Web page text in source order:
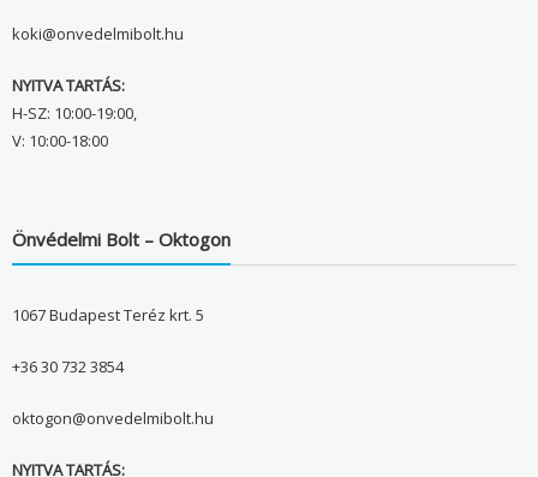
koki@onvedelmibolt.hu
NYITVA TARTÁS:
H-SZ: 10:00-19:00,
V: 10:00-18:00
Önvédelmi Bolt – Oktogon
1067 Budapest Teréz krt. 5
+36 30 732 3854
oktogon@onvedelmibolt.hu
NYITVA TARTÁS: